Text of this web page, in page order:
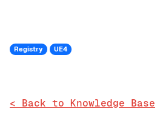
Registry UE4
< Back to Knowledge Base